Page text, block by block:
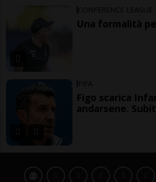
CONFERENCE LEAGUE
Una formalità
FIFA
Figo scarica
andarsene.